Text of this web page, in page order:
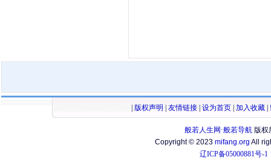
版权声明 友情链接 设为首页 加入收藏
般若人生网·般若导航版权
Copyright © 2023 mifang.org All
辽ICP备05000881号-1